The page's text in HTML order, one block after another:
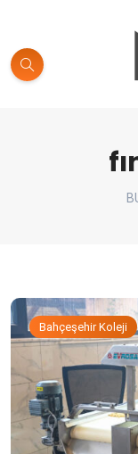
Bahçeşehir Koleji